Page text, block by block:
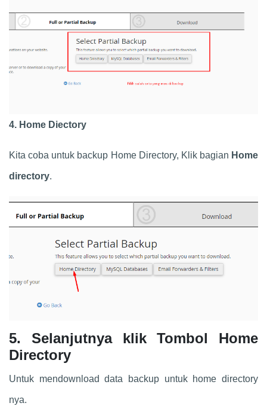
4. Home Diectory
Kita coba untuk backup Home Directory, Klik bagian Home
directory.
5. Selanjutnya klik Tombol Home
Directory
Untuk mendownload data backup untuk home directory
nya.